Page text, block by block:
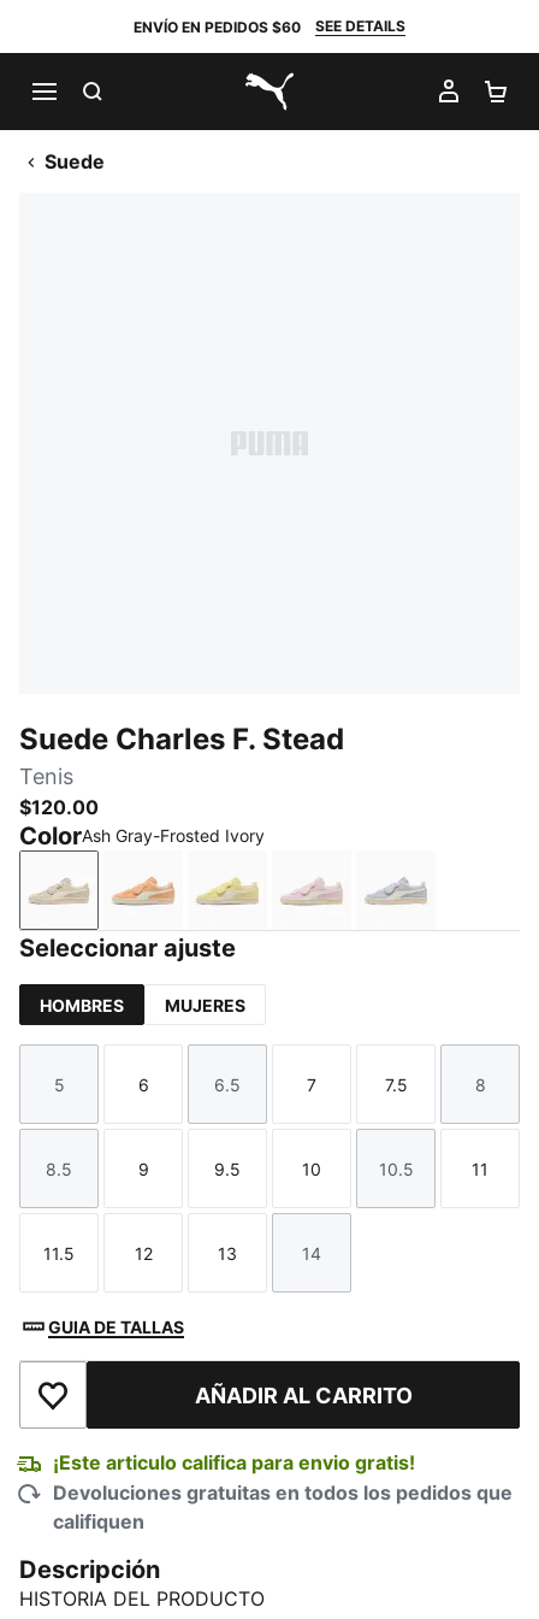
ENVÍO EN PEDIDOS $60 SEE DETAILS
PUMA.com
MI
Suede
Suede Charles F. Stead
Tenis
$120.00
ColorAsh Gray-Frosted Ivory
Ash Gray-Frosted Ivory
Cashew-Frosted Ivory
Pineapple Ice-Frosted Ivory
Rosy Outlook-Frosted
Snow
Seleccionar ajuste
HOMBRES MUJERES
Talla
5
Talla
6
Talla
6.5
Talla
7
Talla
7.5
Talla
8
Talla
8.5
Talla
9
Talla
9.5
Talla
10
Talla
10.5
Talla
11
Talla
11.5
Talla
12
Talla
13
Talla
14
GUIA DE TALLAS
Añadir a la lista de deseosAÑADIR AL CARRITO
¡Este articulo califica para envio gratis!
Devoluciones gratuitas en todos los pedidos que
califiquen
Descripción
HISTORIA DEL PRODUCTO